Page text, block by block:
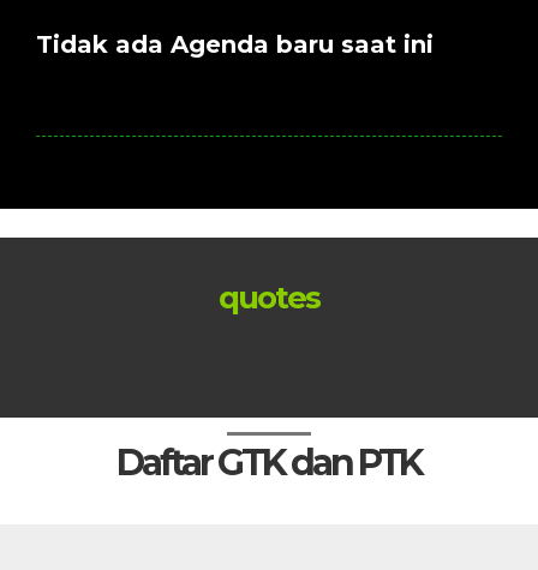
Tidak ada Agenda baru saat ini
quotes
Daftar GTK dan PTK